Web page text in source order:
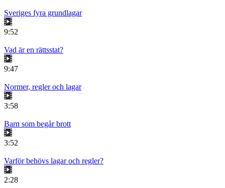
Sveriges fyra grundlagar
9:52
Vad är en rättsstat?
9:47
Normer, regler och lagar
3:58
Barn som begår brott
3:52
Varför behövs lagar och regler?
2:28